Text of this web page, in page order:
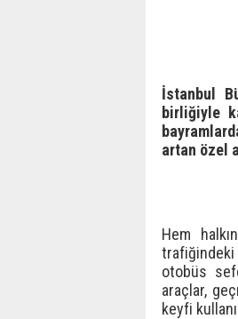
İstanbul
birliğiyle
artan özel
Hem
trafiğindeki
otobüs
araçlar,
keyfi